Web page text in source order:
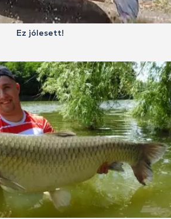
Ez jólesett!